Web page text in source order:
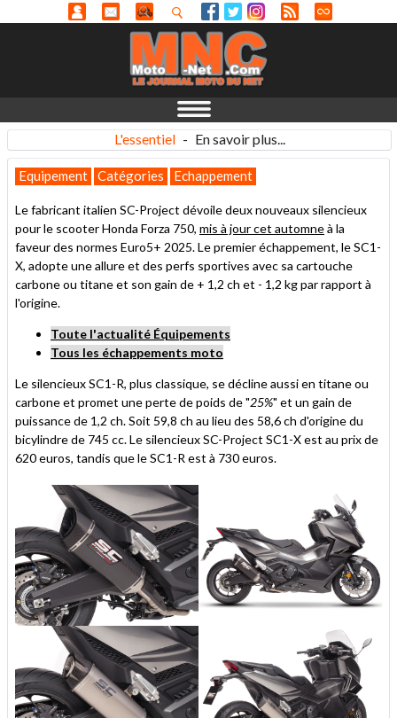
L'essentiel - En savoir plus...
Equipement Catégories Echappement
Le fabricant italien SC-Project dévoile deux nouveaux silencieux
pour le scooter Honda Forza 750, mis à jour cet automneà la
faveur des normes Euro5+ 2025. Le premier échappement, le SC1-
X, adopte une allure et des perfs sportives avec sa cartouche
carbone ou titane et son gain de + 1,2 ch et - 1,2 kg par rapport à
l'origine.
Toute l'actualité Équipements
Tous les échappements moto
Le silencieux SC1-R, plus classique, se décline aussi en titane ou
carbone et promet une perte de poids de "25%" et un gain de
puissance de 1,2 ch. Soit 59,8 ch au lieu des 58,6 ch d'origine du
bicylindre de 745 cc. Le silencieux SC-Project SC1-X est au prix de
620 euros, tandis que le SC1-R est à 730 euros.